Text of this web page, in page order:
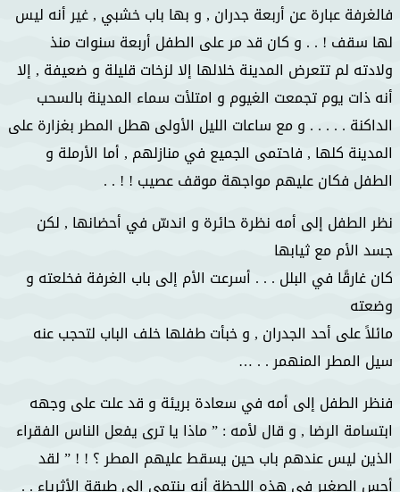
فالغرفة عبارة عن أربعة جدران , و بها باب خشبي , غير أنه ليس
لها سقف ! . . و كان قد مر على الطفل أربعة سنوات منذ
ولادته لم تتعرض المدينة خلالها إلا لزخات قليلة و ضعيفة , إلا
أنه ذات يوم تجمعت الغيوم و امتلأت سماء المدينة بالسحب
الداكنة . . . . . و مع ساعات الليل الأولى هطل المطر بغزارة على
المدينة كلها , فاحتمى الجميع في منازلهم , أما الأرملة و
الطفل فكان عليهم مواجهة موقف عصيب ! ! . .
نظر الطفل إلى أمه نظرة حائرة و اندسّ في أحضانها , لكن
جسد الأم مع ثيابها
كان غارقًا في البلل . . . أسرعت الأم إلى باب الغرفة فخلعته و
وضعته
مائلاً على أحد الجدران , و خبأت طفلها خلف الباب لتحجب عنه
سيل المطر المنهمر . . …
فنظر الطفل إلى أمه في سعادة بريئة و قد علت على وجهه
ابتسامة الرضا , و قال لأمه : ” ماذا يا ترى يفعل الناس الفقراء
الذين ليس عندهم باب حين يسقط عليهم المطر ؟ ! ! ” لقد
أحس الصغير في هذه اللحظة أنه ينتمي إلى طبقة الأثرياء . .